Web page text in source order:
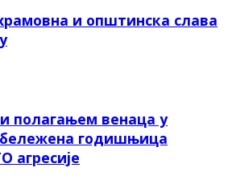
и општинска слава
полагањем венаца у
годишњица
агресије